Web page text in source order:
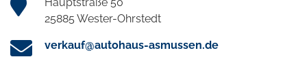
25885 Wester-Ohrstedt
verkauf@autohaus-asmussen.de